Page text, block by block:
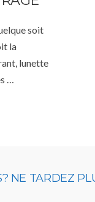
soit
la
lunette
…
NE TARDEZ